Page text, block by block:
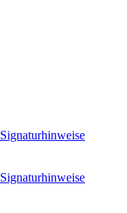
Signaturhinweise
Signaturhinweise